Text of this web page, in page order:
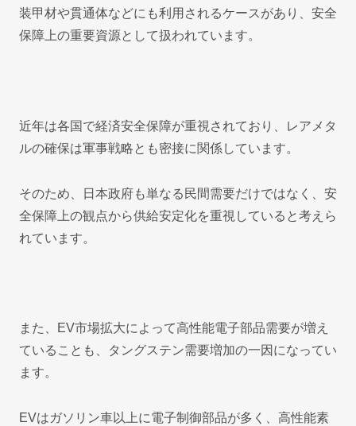
装甲材や貫通体などにも利用されるケースがあり、安全
保障上の重要資源として扱われています。
近年は各国で経済安全保障が重視されており、レアメタ
ルの確保は軍事戦略とも密接に関係しています。
そのため、日本政府も単なる民間需要だけではなく、安
全保障上の観点から供給安定化を重視していると考えら
れています。
また、EV市場拡大によって高性能電子部品需要が増え
ていることも、タングステン需要増加の一因になってい
ます。
EVはガソリン車以上に電子制御部品が多く、高性能素